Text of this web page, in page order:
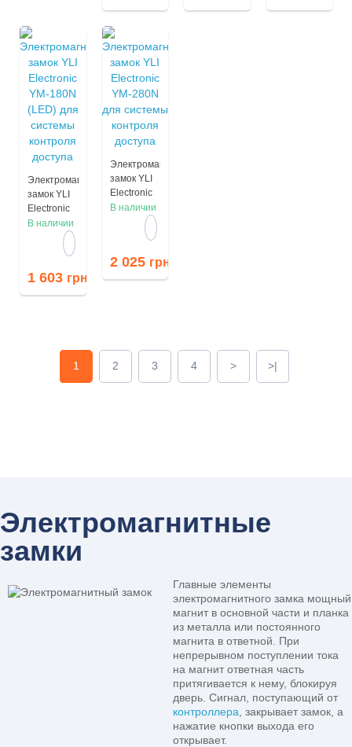
доступа доступа доступа
Электромагнитный
замок YLI
Electronic
YM-180N
(LED) для
системы
доступа
В наличии
1 603 грн
Электромагнитный
замок YLI
Electronic
YM-280N
системы
доступа
В наличии
2 025 грн
1 2 3 4 > >|
Электромагнитные
замки
Главные элементы
электромагнитного замка мощный
магнит в основной части и планка
из металла или постоянного
магнита в ответной. При
непрерывном поступлении тока
на магнит ответная часть
притягивается к нему, блокируя
дверь. Сигнал, поступающий от
контроллера , закрывает замок, а
нажатие кнопки выхода его
открывает.